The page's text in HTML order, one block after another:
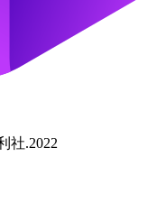
社.2022